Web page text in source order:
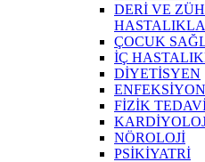
DERİ VE
ÇOCUK
İÇ
DİYETİSYEN
FİZİK
NÖROLOJİ
PSİKİYATRİ